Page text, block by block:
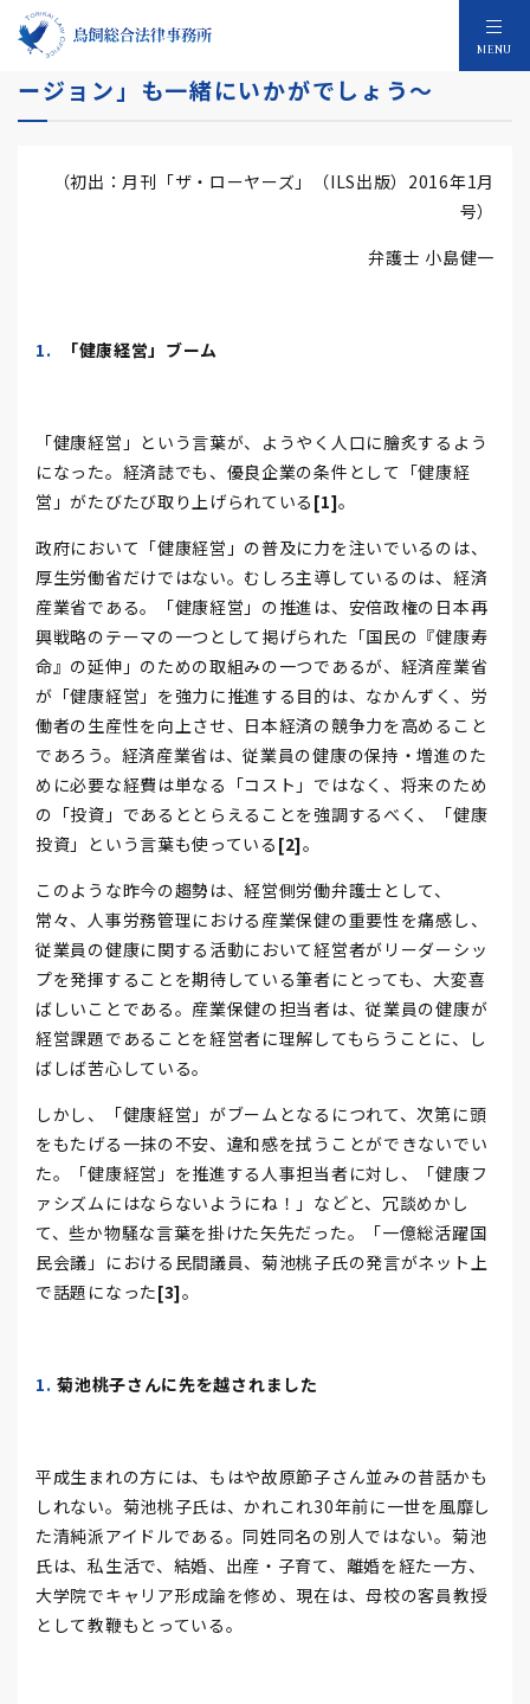
MENU
「健康経営」に死角はあるか ～「インクル
ージョン」も一緒にいかがでしょう～
（初出：月刊「ザ・ローヤーズ」（ILS出版）2016年1月
号）
弁護士 小島健一
「健康経営」ブーム
「健康経営」という言葉が、ようやく人口に膾炙するよう
になった。経済誌でも、優良企業の条件として「健康経
営」がたびたび取り上げられている [1]。
政府において「健康経営」の普及に力を注いでいるのは、
厚生労働省だけではない。むしろ主導しているのは、経済
産業省である。「健康経営」の推進は、安倍政権の日本再
興戦略のテーマの一つとして掲げられた「国民の『健康寿
命』の延伸」のための取組みの一つであるが、経済産業省
が「健康経営」を強力に推進する目的は、なかんずく、労
働者の生産性を向上させ、日本経済の競争力を高めること
であろう。経済産業省は、従業員の健康の保持・増進のた
めに必要な経費は単なる「コスト」ではなく、将来のため
の「投資」であるととらえることを強調するべく、「健康
投資」という言葉も使っている [2]。
このような昨今の趨勢は、経営側労働弁護士として、
常々、人事労務管理における産業保健の重要性を痛感し、
従業員の健康に関する活動において経営者がリーダーシッ
プを発揮することを期待している筆者にとっても、大変喜
ばしいことである。産業保健の担当者は、従業員の健康が
経営課題であることを経営者に理解してもらうことに、し
ばしば苦心している。
しかし、「健康経営」がブームとなるにつれて、次第に頭
をもたげる一抹の不安、違和感を拭うことができないでい
た。「健康経営」を推進する人事担当者に対し、「健康フ
ァシズムにはならないようにね！」などと、冗談めかし
て、些か物騒な言葉を掛けた矢先だった。「一億総活躍国
民会議」における民間議員、菊池桃子氏の発言がネット上
で話題になった[3]。
菊池桃子さんに先を越されました
平成生まれの方には、もはや故原節子さん並みの昔話かも
しれない。菊池桃子氏は、かれこれ30年前に一世を風靡し
た清純派アイドルである。同姓同名の別人ではない。菊池
氏は、私生活で、結婚、出産・子育て、離婚を経た一方、
大学院でキャリア形成論を修め、現在は、母校の客員教授
として教鞭もとっている。